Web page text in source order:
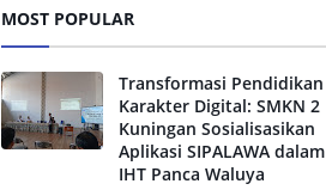
MOST POPULAR
Transformasi Pendidikan
Karakter Digital: SMKN 2
Kuningan Sosialisasikan
Aplikasi SIPALAWA dalam
IHT Panca Waluya